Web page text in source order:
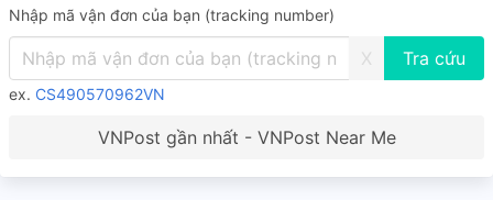
Nhập mã vận đơn của bạn (tracking number)
X
ex. CS490570962VN
VNPost gần nhất - VNPost Near Me